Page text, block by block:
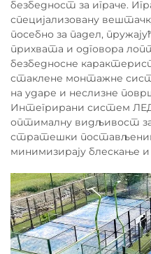
безбедност за играче.
специјализовану
посебно за падел,
прихвата и одговора
безбедносне
стаклене монтажне
на ударе и неслизне
Интегрирани систем
оптималну видљивост за
стратешки постављеним
минимизирају блескање и